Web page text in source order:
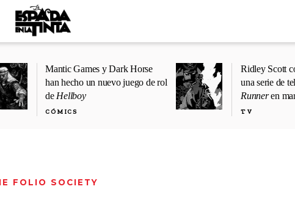
Mantic Games y Dark Horse
han hecho un nuevo juego de rol
de Hellboy
CÓMICS
Ridley Scott
una serie de
Runneren
TV
FOLIO SOCIETY